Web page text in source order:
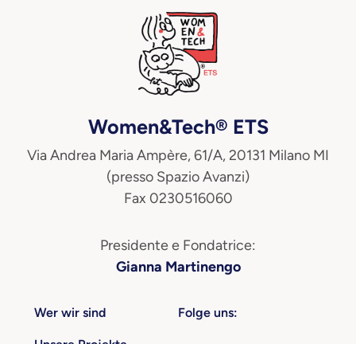
Women&Tech® ETS
Via Andrea Maria Ampère, 61/A, 20131 Milano MI
(presso Spazio Avanzi)
Fax 0230516060
Presidente e Fondatrice:
Gianna Martinengo
Wer wir sind Folge uns: